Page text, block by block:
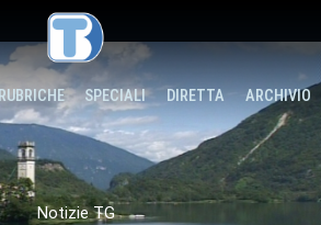
RUBRICHE SPECIALI DIRETTA ARCHIVIO
Notizie TG